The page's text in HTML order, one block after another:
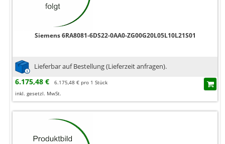
Siemens 6RA8081-6DS22-0AA0-ZG00G20L05L10L21S01
Lieferbar auf Bestellung (Lieferzeit anfragen).
6.175,48 €
6.175,48 € pro 1 Stück
inkl. gesetzl. MwSt.